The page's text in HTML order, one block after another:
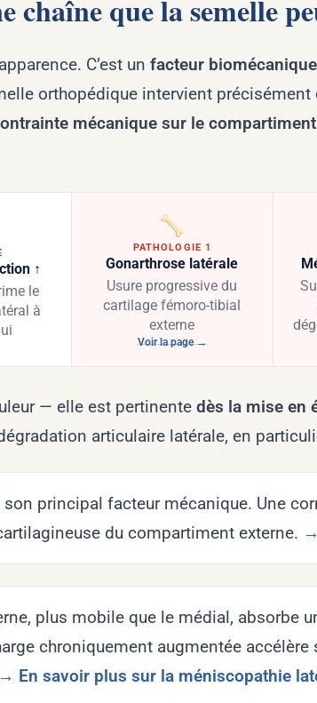
chaîne que la semelle
C’est un facteur
orthopédique intervient
mécanique sur le
↑
le
à
PATHOLOGIE 1
Gonarthrose latérale
Usure progressive du
cartilage fémoro-tibial
externe
Voir la page →
— elle est pertinente dès la mise en
articulaire latérale, en
principal facteur mécanique. Une
du compartiment externe.
plus mobile que le médial, absorbe
chroniquement augmentée
→ En savoir plus sur la méniscopathie